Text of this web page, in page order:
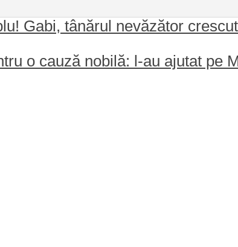
Gabi, tânărul nevăzător
o cauză nobilă: l-au ajutat pe